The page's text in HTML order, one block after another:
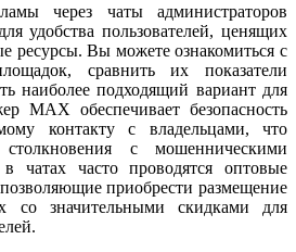
через чаты администраторов
удобства пользователей, ценящих
ресурсы. Вы можете ознакомиться с
сравнить их показатели
наиболее подходящий вариант для
MAX обеспечивает безопасность
контакту с владельцами, что
с мошенническими
чатах часто проводятся оптовые
приобрести размещение
со значительными скидками для